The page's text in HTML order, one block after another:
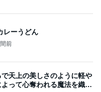
レーうどん
前
天上の美しさのように軽や
って心奪われる魔法を織り